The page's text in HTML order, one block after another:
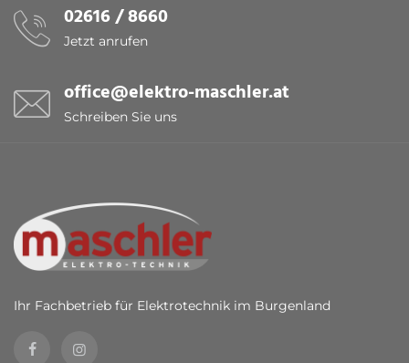
02616 / 8660
Jetzt anrufen
office@elektro-maschler.at
Schreiben Sie uns
Ihr Fachbetrieb für Elektrotechnik im Burgenland